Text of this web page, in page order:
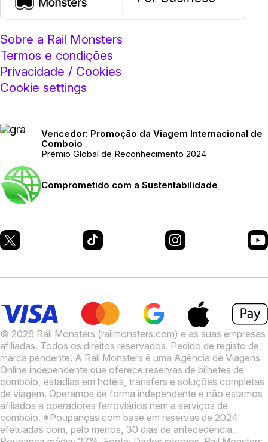
Sobre a Rail Monsters
Termos e condições
Privacidade / Cookies
Cookie settings
Vencedor: Promoção da Viagem Internacional de
Comboio
Prémio Global de Reconhecimento 2024
Comprometido com a Sustentabilidade
© 2026 Rail Monsters (railmonsters.com) e as suas empresas
afiliadas. Todos os direitos reservados. Pedido de registo de
marca pendente. A Rail Monsters é uma Agência de Viagens
Online independente que oferece reservas de bilhetes de
comboio, estadias em hotéis, transfers e soluções completas
de viagem. Operamos de forma independente e não estamos
afiliados a operadores ferroviários nem a serviços de
comboio. *Poupanças com base em reservas de 2024
efetuadas com, pelo menos, 30 dias de antecedência.